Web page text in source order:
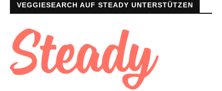
VEGGIESEARCH AUF STEADY UNTERSTÜTZEN